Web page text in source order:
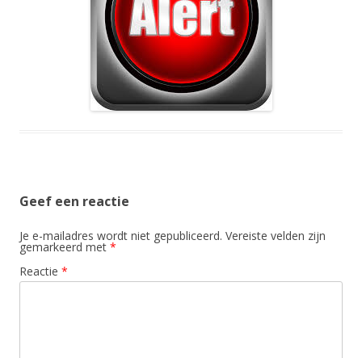
Geef een reactie
Je e-mailadres wordt niet gepubliceerd. Vereiste velden zijn
gemarkeerd met *
Reactie *